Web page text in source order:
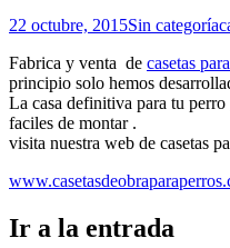
22 octubre, 2015Sin categoría
Fabrica y venta de casetas
principio solo hemos
La casa definitiva para tu
faciles de montar .
visita nuestra web de casetas
Ir a la entrada